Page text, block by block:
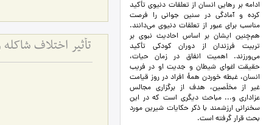
ادامه بر رهایی انسان از تعلقات دنیوی تأکید
کرده و آمادگی در سنین جوانی را فرصت
مناسب برای عبور از تعلقات دنیوی می‌دانند.
هم‌چنین ایشان بر اساس احادیث نبوی بر
تربیت فرزندان از دوران کودکی تأکید
می‌ورزند. اهمیت انفاق در زمان حیات،
حقیقت اغوای شیطان و جدیت او در فریب
انسان، غبطه خوردن همۀ افراد در روز قیامت
غیر از مخلَصین، هدف از برگزاری مجالس
عزاداری و... مباحث دیگری است که در این
سخنرانی ارزشمند با ذکر حکایات شیرین مورد
بحث قرار گرفته است.
تأثیر اختلاف